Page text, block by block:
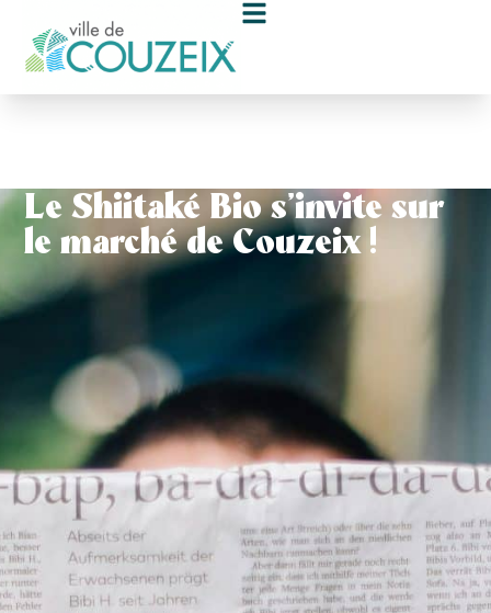
Le Shiitaké Bio s’invite sur
le marché de Couzeix !